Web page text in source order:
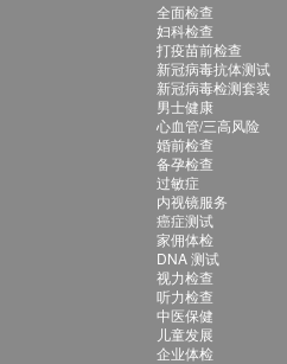
全面检查
妇科检查
打疫苗前检查
新冠病毒抗体测试
新冠病毒检测套装
男士健康
心血管/三高风险
婚前检查
备孕检查
过敏症
内视镜服务
癌症测试
家佣体检
DNA 测试
视力检查
听力检查
中医保健
儿童发展
企业体检